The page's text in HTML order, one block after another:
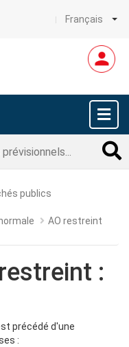
Français
publics
AO restreint
:
précédé d'une
: